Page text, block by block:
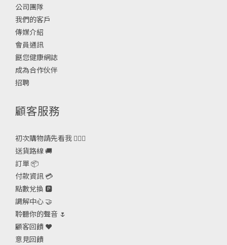
公司團隊
我們的客戶
傳媒介紹
會員通訊
餸您健康網誌
成為合作伙伴
招聘
顧客服務
初次購物請先看我 🙋🏻‍♀️
送貨路線 🚚
訂單 📦
付款資訊 💳
點數兌換 🅿️
調解中心 🤝
聆聽你的聲音 🌷
顧客回饋 ❤️
意見回饋